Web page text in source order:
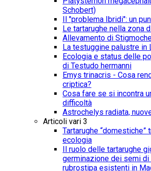
Schobert)
Il "problema Ibridi": un
Le tartarughe nella zona
Allevamento di
La testuggine palustre in
Ecologia e status delle
di Testudo hermanni
Emys trinacris - Cosa
criptica?
Cosa fare se si incontra
difficoltà
Astrochelys radiata,
Articoli vari 3
Tartarughe
ecologia
Il ruolo delle tartarughe
germinazione dei semi di
rubrostipa esistenti in